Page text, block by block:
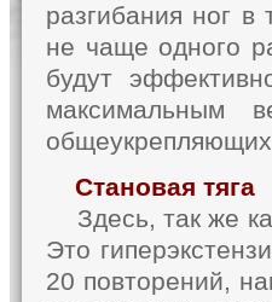
разгибания ног в
не чаще одного
будут
максимальным
общеукрепляющих
Становая тяга
Здесь, так же
Это
20 повторений,